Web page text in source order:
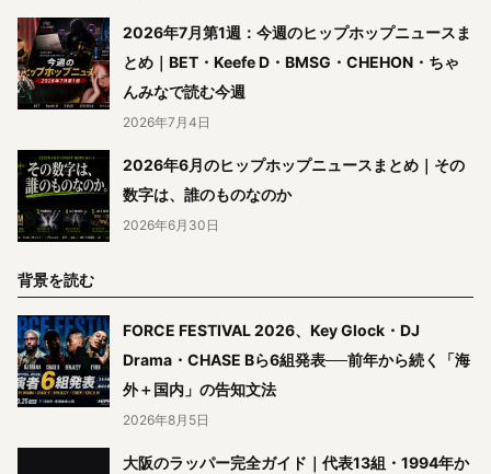
2026年7月第1週：今週のヒップホップニュースま
とめ｜BET・Keefe D・BMSG・CHEHON・ちゃ
んみなで読む今週
2026年7月4日
2026年6月のヒップホップニュースまとめ｜その
数字は、誰のものなのか
2026年6月30日
背景を読む
FORCE FESTIVAL 2026、Key Glock・DJ
Drama・CHASE Bら6組発表──前年から続く「海
外＋国内」の告知文法
2026年8月5日
大阪のラッパー完全ガイド｜代表13組・1994年か